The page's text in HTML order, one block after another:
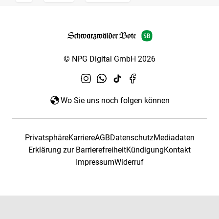
© NPG Digital GmbH 2026
Wo Sie uns noch folgen können
PrivatsphäreKarriereAGBDatenschutzMediadaten
Erklärung zur BarrierefreiheitKündigungKontakt
ImpressumWiderruf